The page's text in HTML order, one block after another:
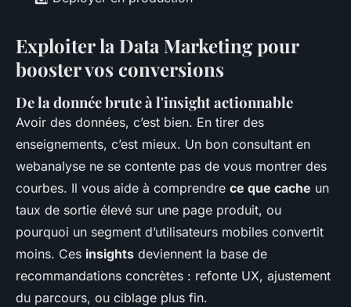
Exploiter la Data Marketing pour
booster vos conversions
De la donnée brute à l'insight actionnable
Avoir des données, c’est bien. En tirer des
enseignements, c’est mieux. Un bon consultant en
webanalyse ne se contente pas de vous montrer des
courbes. Il vous aide à comprendre ce que cache un
taux de sortie élevé sur une page produit, ou
pourquoi un segment d’utilisateurs mobiles convertit
moins. Ces insights deviennent la base de
recommandations concrètes : refonte UX, ajustement
du parcours, ou ciblage plus fin.